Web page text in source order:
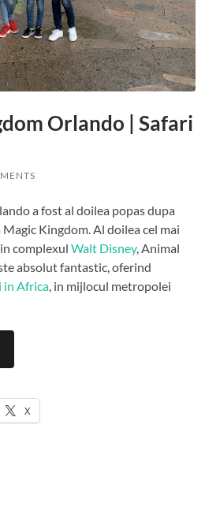
Orlando | Safari
a fost al doilea popas dupa
Kingdom. Al doilea cel mai
complexulWalt Disney, Animal
absolut fantastic, oferind
in Africa, in mijlocul metropolei
X